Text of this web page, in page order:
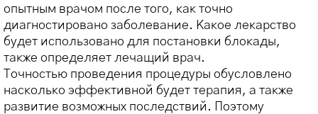
опытным врачом после того, как точно
диагностировано заболевание. Какое лекарство
будет использовано для постановки блокады,
также определяет лечащий врач.
Точностью проведения процедуры обусловлено
насколько эффективной будет терапия, а также
развитие возможных последствий. Поэтому